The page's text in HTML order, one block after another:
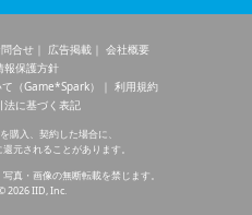
合せ 広告掲載
会社概要
報保護方針
（Game*Spark）
利用規約
法に基づく表記
購入、契約した場合に、
元されることがあります。
真・画像の無断転載を禁じます。
2026 IID, Inc.